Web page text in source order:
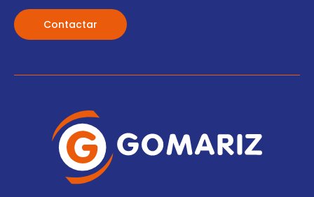
Contactar